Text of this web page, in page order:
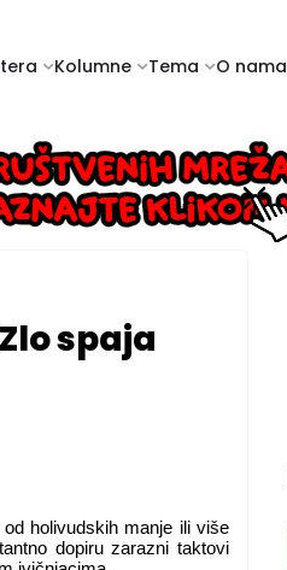
Kolumne Tema O nama
spaja
holivudskih manje ili više
dopiru zarazni taktovi